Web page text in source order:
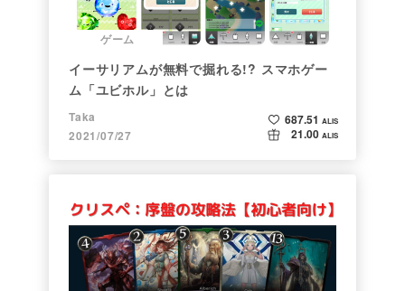
ゲーム
イーサリアムが無料で掘れる!? スマホゲー
ム「ユビホル」とは
Taka
2021/07/27
687.51 ALIS
21.00 ALIS